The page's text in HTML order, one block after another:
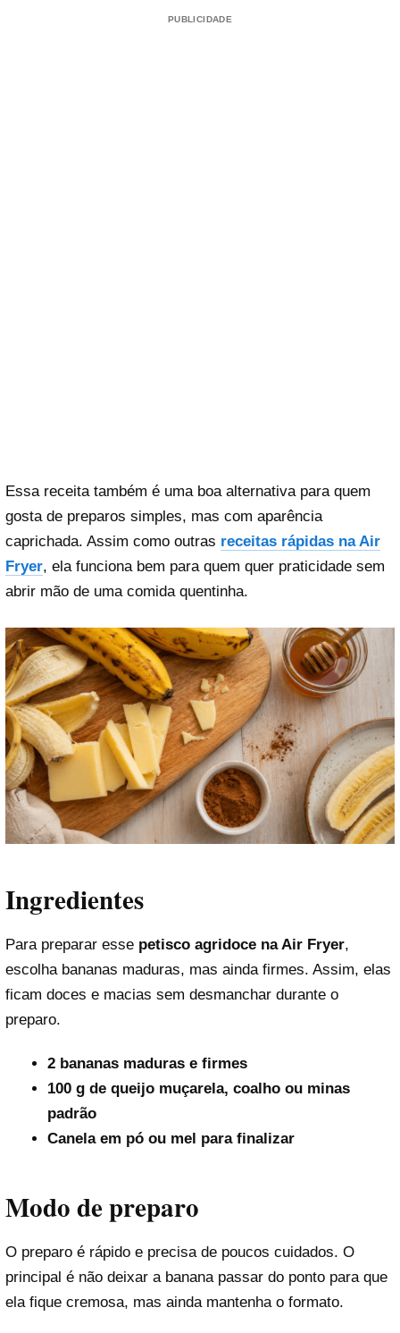
PUBLICIDADE
Essa receita também é uma boa alternativa para quem
gosta de preparos simples, mas com aparência
caprichada. Assim como outras receitas rápidas na Air
Fryer, ela funciona bem para quem quer praticidade sem
abrir mão de uma comida quentinha.
Ingredientes
Para preparar esse petisco agridoce na Air Fryer,
escolha bananas maduras, mas ainda firmes. Assim, elas
ficam doces e macias sem desmanchar durante o
preparo.
2 bananas maduras e firmes
100 g de queijo muçarela, coalho ou minas
padrão
Canela em pó ou mel para finalizar
Modo de preparo
O preparo é rápido e precisa de poucos cuidados. O
principal é não deixar a banana passar do ponto para que
ela fique cremosa, mas ainda mantenha o formato.